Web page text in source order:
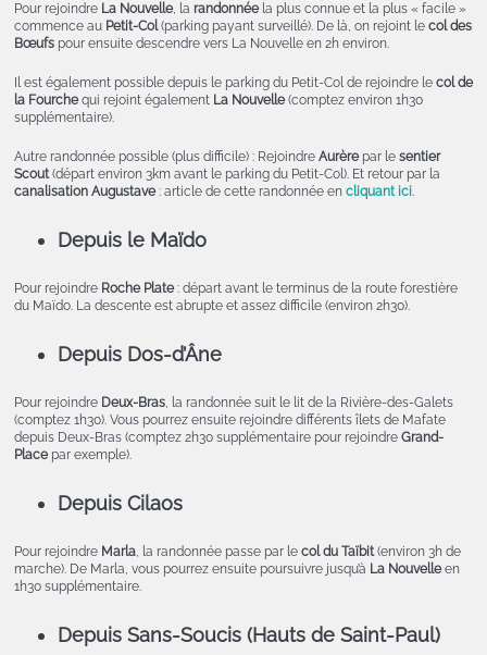
Pour rejoindre La Nouvelle, la randonnéela plus connue et la plus « facile »
commence au Petit-Col(parking payant surveillé). De là, on rejoint le col des
Bœufspour ensuite descendre vers La Nouvelle en 2h environ.
Il est également possible depuis le parking du Petit-Col de rejoindre le col de
la Fourchequi rejoint également La Nouvelle(comptez environ 1h30
supplémentaire).
Autre randonnée possible (plus difficile) : Rejoindre Aurèrepar le sentier
Scout(départ environ 3km avant le parking du Petit-Col). Et retour par la
canalisation Augustave: article de cette randonnée en cliquant ici.
Depuis le Maïdo
Pour rejoindre Roche Plate: départ avant le terminus de la route forestière
du Maïdo. La descente est abrupte et assez difficile (environ 2h30).
Depuis Dos-d’Âne
Pour rejoindre Deux-Bras, la randonnée suit le lit de la Rivière-des-Galets
(comptez 1h30). Vous pourrez ensuite rejoindre différents îlets de Mafate
depuis Deux-Bras (comptez 2h30 supplémentaire pour rejoindre Grand-
Placepar exemple).
Depuis Cilaos
Pour rejoindre Marla, la randonnée passe par le col du Taïbit(environ 3h de
marche). De Marla, vous pourrez ensuite poursuivre jusqu’à La Nouvelleen
1h30 supplémentaire.
Depuis Sans-Soucis (Hauts de Saint-Paul)